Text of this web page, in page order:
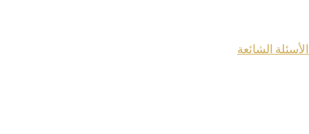
الأسئلة الشائعة